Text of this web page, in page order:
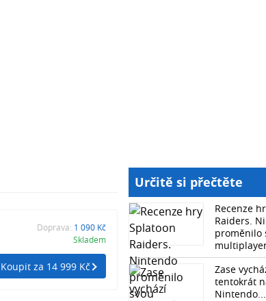
Doprava: 1 090 Kč
Skladem
Koupit za 14 999 Kč
Určitě si přečtěte
Recenze
Raiders.
proměnilo
Zase
tentokrát
Nintendo...